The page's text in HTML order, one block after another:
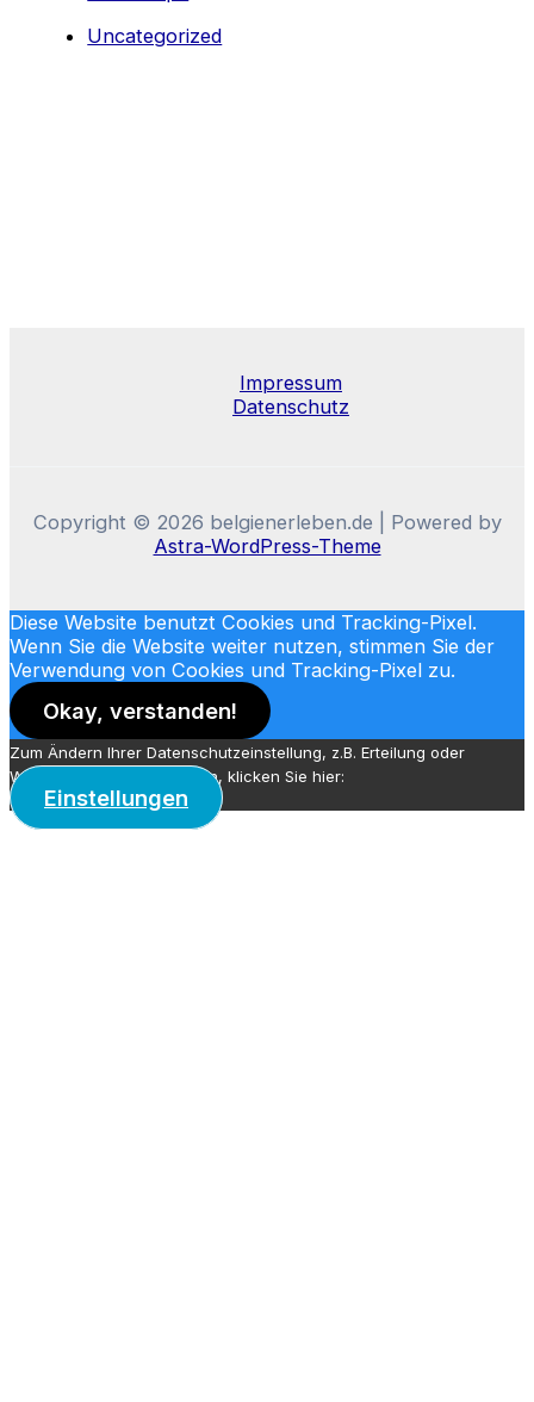
Uncategorized
Impressum
Datenschutz
Copyright © 2026 belgienerleben.de | Powered by
Astra-WordPress-Theme
Diese Website benutzt Cookies und Tracking-Pixel.
Wenn Sie die Website weiter nutzen, stimmen Sie der
Verwendung von Cookies und Tracking-Pixel zu.
Okay, verstanden!
Zum Ändern Ihrer Datenschutzeinstellung, z.B. Erteilung oder
Widerruf von Einwilligungen, klicken Sie hier:
Einstellungen